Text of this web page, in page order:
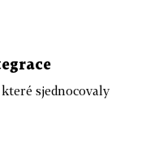
sjednocovaly